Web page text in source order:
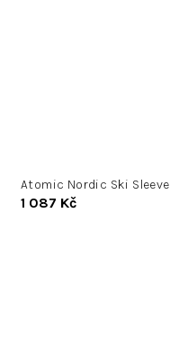
Atomic Nordic Ski Sleeve
1 087 Kč